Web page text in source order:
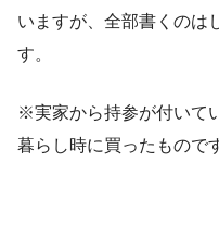
いますが、全部書くのは
す。
※実家から持参が付いて
暮らし時に買ったもので